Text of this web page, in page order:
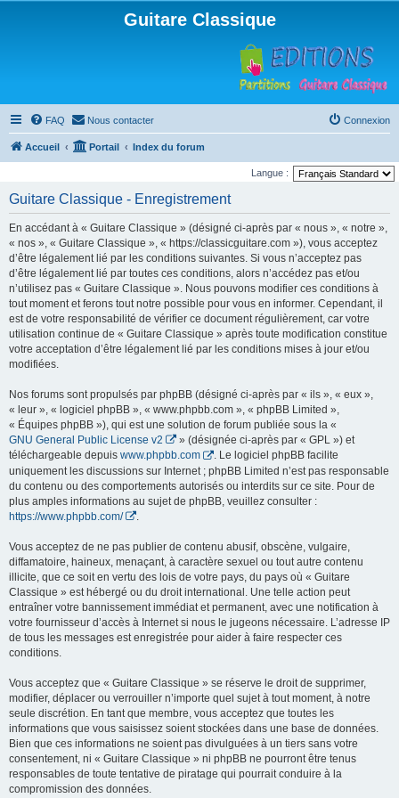
Guitare Classique
FAQ Nous contacter Connexion
Accueil Portail Index du forum
Langue :
Guitare Classique - Enregistrement
En accédant à « Guitare Classique » (désigné ci-après par « nous », « notre »,
« nos », « Guitare Classique », « https://classicguitare.com »), vous acceptez
d’être légalement lié par les conditions suivantes. Si vous n’acceptez pas
d’être légalement lié par toutes ces conditions, alors n’accédez pas et/ou
n’utilisez pas « Guitare Classique ». Nous pouvons modifier ces conditions à
tout moment et ferons tout notre possible pour vous en informer. Cependant, il
est de votre responsabilité de vérifier ce document régulièrement, car votre
utilisation continue de « Guitare Classique » après toute modification constitue
votre acceptation d’être légalement lié par les conditions mises à jour et/ou
modifiées.
Nos forums sont propulsés par phpBB (désigné ci-après par « ils », « eux »,
« leur », « logiciel phpBB », « www.phpbb.com », « phpBB Limited »,
« Équipes phpBB »), qui est une solution de forum publiée sous la «
GNU General Public License v2
» (désignée ci-après par « GPL ») et
téléchargeable depuis www.phpbb.com
. Le logiciel phpBB facilite
uniquement les discussions sur Internet ; phpBB Limited n’est pas responsable
du contenu ou des comportements autorisés ou interdits sur ce site. Pour de
plus amples informations au sujet de phpBB, veuillez consulter :
https://www.phpbb.com/
Vous acceptez de ne pas publier de contenu abusif, obscène, vulgaire,
diffamatoire, haineux, menaçant, à caractère sexuel ou tout autre contenu
illicite, que ce soit en vertu des lois de votre pays, du pays où « Guitare
Classique » est hébergé ou du droit international. Une telle action peut
entraîner votre bannissement immédiat et permanent, avec une notification à
votre fournisseur d’accès à Internet si nous le jugeons nécessaire. L’adresse IP
de tous les messages est enregistrée pour aider à faire respecter ces
conditions.
Vous acceptez que « Guitare Classique » se réserve le droit de supprimer,
modifier, déplacer ou verrouiller n’importe quel sujet à tout moment, à notre
seule discrétion. En tant que membre, vous acceptez que toutes les
informations que vous saisissez soient stockées dans une base de données.
Bien que ces informations ne soient pas divulguées à un tiers sans votre
consentement, ni « Guitare Classique » ni phpBB ne pourront être tenus
responsables de toute tentative de piratage qui pourrait conduire à la
compromission des données.